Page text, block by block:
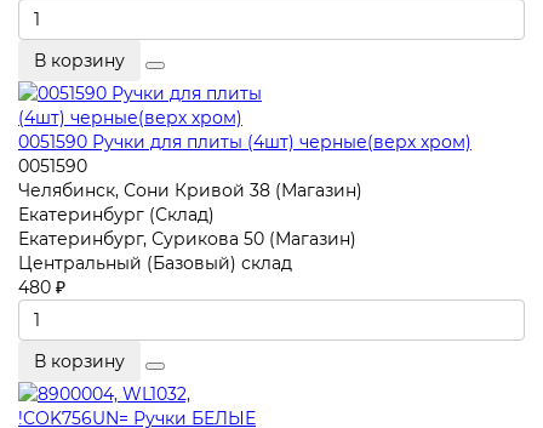
В корзину
0051590 Ручки для плиты (4шт) черные(верх хром)
0051590
Челябинск, Сони Кривой 38 (Магазин)
Екатеринбург (Склад)
Екатеринбург, Сурикова 50 (Магазин)
Центральный (Базовый) склад
480 ₽
В корзину